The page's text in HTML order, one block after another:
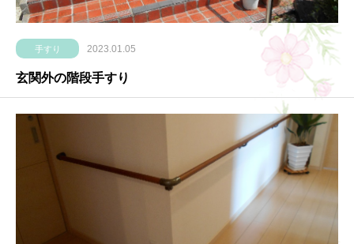
手すり 2023.01.05
玄関外の階段手すり